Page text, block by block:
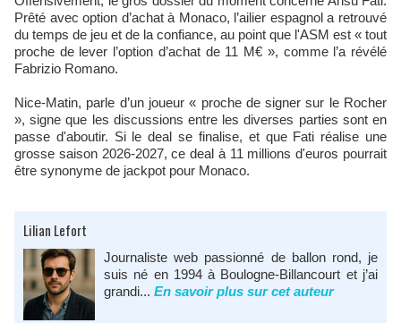
Prêté avec option d’achat à Monaco, l’ailier espagnol a retrouvé
du temps de jeu et de la confiance, au point que l'ASM est « tout
proche de lever l’option d’achat de 11 M€ », comme l’a révélé
Fabrizio Romano.
Nice-Matin, parle d’un joueur « proche de signer sur le Rocher
», signe que les discussions entre les diverses parties sont en
passe d'aboutir. Si le deal se finalise, et que Fati réalise une
grosse saison 2026-2027, ce deal à 11 millions d'euros pourrait
être synonyme de jackpot pour Monaco.
Lilian Lefort
Journaliste web passionné de ballon rond, je
suis né en 1994 à Boulogne-Billancourt et j’ai
grandi... En savoir plus sur cet auteur